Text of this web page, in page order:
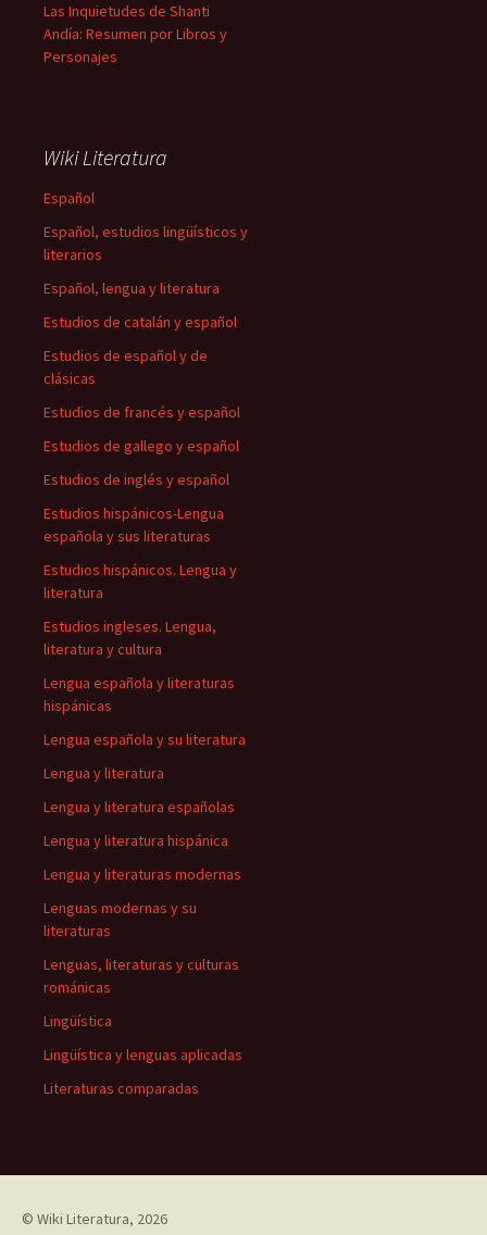
Las Inquietudes de Shanti
Andía: Resumen por Libros y
Personajes
Wiki Literatura
Español
Español, estudios lingüísticos y
literarios
Español, lengua y literatura
Estudios de catalán y español
Estudios de español y de
clásicas
Estudios de francés y español
Estudios de gallego y español
Estudios de inglés y español
Estudios hispánicos-Lengua
española y sus literaturas
Estudios hispánicos. Lengua y
literatura
Estudios ingleses. Lengua,
literatura y cultura
Lengua española y literaturas
hispánicas
Lengua española y su literatura
Lengua y literatura
Lengua y literatura españolas
Lengua y literatura hispánica
Lengua y literaturas modernas
Lenguas modernas y su
literaturas
Lenguas, literaturas y culturas
románicas
Lingüística
Lingüística y lenguas aplicadas
Literaturas comparadas
© Wiki Literatura, 2026